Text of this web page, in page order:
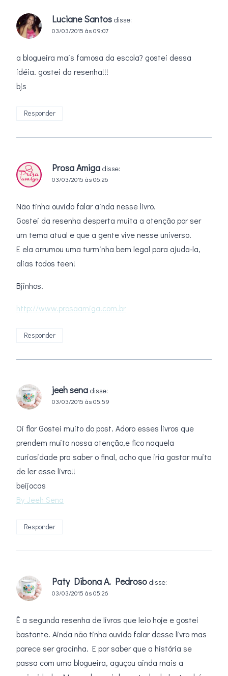
Luciane Santos disse:
03/03/2015 às 09:07
a blogueira mais famosa da escola? gostei dessa
idéia. gostei da resenha!!!
bjs
Responder
Prosa Amiga disse:
03/03/2015 às 06:26
Não tinha ouvido falar ainda nesse livro.
Gostei da resenha desperta muita a atenção por ser
um tema atual e que a gente vive nesse universo.
E ela arrumou uma turminha bem legal para ajuda-la,
alias todos teen!
Bjinhos.
http://www.prosaamiga.com.br
Responder
jeeh sena disse:
03/03/2015 às 05:59
Oi flor Gostei muito do post. Adoro esses livros que
prendem muito nossa atenção,e fico naquela
curiosidade pra saber o final, acho que iria gostar muito
de ler esse livro!!
beijocas
By Jeeh Sena
Responder
Paty Dibona A. Pedroso disse:
03/03/2015 às 05:26
É a segunda resenha de livros que leio hoje e gostei
bastante. Ainda não tinha ouvido falar desse livro mas
parece ser gracinha. E por saber que a história se
passa com uma blogueira, aguçou ainda mais a